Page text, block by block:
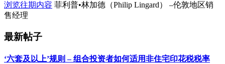
浏览往期内容 菲利普•林加德（Philip Lingard） –伦敦地区销
售经理
最新帖子
‘六套及以上’规则 – 组合投资者如何适用非住宅印花税税率